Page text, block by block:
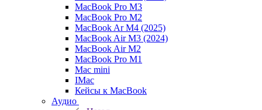
MacBook Pro M3
MacBook Pro M2
MacBook Ar M4 (2025)
MacBook Air M3 (2024)
MacBook Air M2
MacBook Pro M1
Mac mini
IMac
Кейсы к MacBook
Аудио